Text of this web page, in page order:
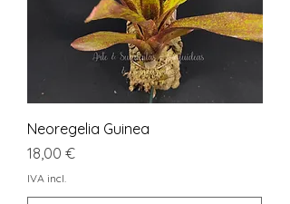
Neoregelia Guinea
Preço
18,00 €
IVA incl.